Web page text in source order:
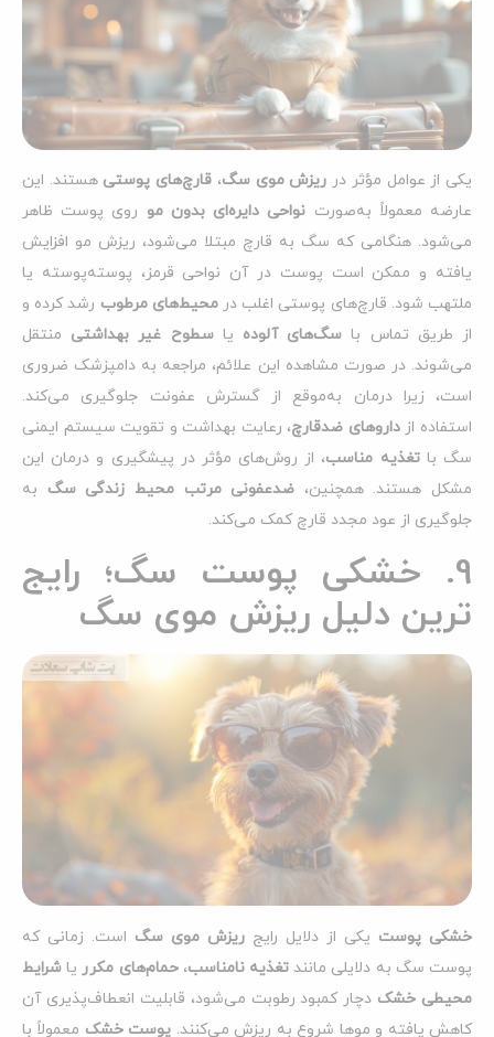
یکی از عوامل مؤثر در ریزش موی سگ، قارچ‌های پوستی هستند. این
عارضه معمولاً به‌صورت نواحی دایره‌ای بدون مو روی پوست ظاهر
می‌شود. هنگامی که سگ به قارچ مبتلا می‌شود، ریزش مو افزایش
یافته و ممکن است پوست در آن نواحی قرمز، پوسته‌پوسته یا
ملتهب شود. قارچ‌های پوستی اغلب درمحیط‌های مرطوب رشد کرده و
از طریق تماس با سگ‌های آلوده یاسطوح غیر بهداشتی منتقل
می‌شوند. در صورت مشاهده این علائم، مراجعه به دامپزشک ضروری
است، زیرا درمان به‌موقع از گسترش عفونت جلوگیری می‌کند.
استفاده ازداروهای ضدقارچ، رعایت بهداشت و تقویت سیستم ایمنی
سگ باتغذیه مناسب، از روش‌های مؤثر در پیشگیری و درمان این
مشکل هستند. همچنین، ضدعفونی مرتب محیط زندگی سگ به
جلوگیری از عود مجدد قارچ کمک می‌کند.
9. خشکی پوست سگ؛ رایج
ترین دلیل ریزش موی سگ
خشکی پوست یکی از دلایل رایج ریزش موی سگ است. زمانی که
پوست سگ به دلایلی مانند تغذیه نامناسب،حمام‌های مکرر یا شرایط
محیطی خشک دچار کمبود رطوبت می‌شود، قابلیت انعطاف‌پذیری آن
کاهش یافته و موها شروع به ریزش می‌کنند. پوست خشک معمولاً با